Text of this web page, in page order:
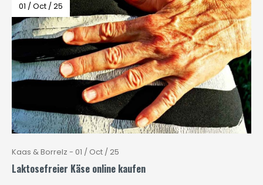
01 / Oct / 25
Kaas & Borrelz - 01 / Oct / 25
Laktosefreier Käse online kaufen